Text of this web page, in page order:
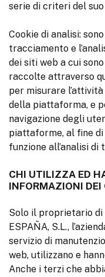
serie di criteri del
Cookie di analisi:
tracciamento e
dei siti web a cui
raccolte attraverso
per misurare
della piattaforma, e
navigazione degli
piattaforme, al fine
funzione all’analisi
CHI UTILIZZA ED
INFORMAZIONI
Solo il proprietario di
ESPAÑA, S.L.,
servizio di
web, utilizzano e
Anche i terzi che